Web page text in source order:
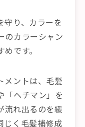
守り、カラーを
のカラーシャン
です。
メントは、毛髪
「ヘチマン」を
流れ出るのを緩
じく毛髪補修成